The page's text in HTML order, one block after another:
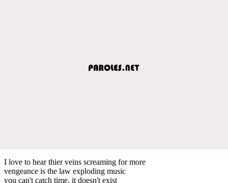
I love to hear thier veins screaming for more
vengeance is the law exploding music
you can't catch time, it doesn't exist